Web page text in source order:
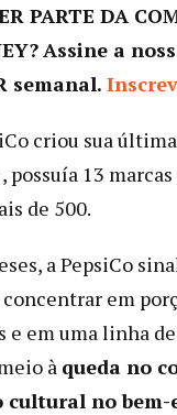
PARTE DA
Assine a
semanal.
criou sua
possuía 13
de 500.
a PepsiCo
em
e em uma linha
à queda no
cultural no bem-